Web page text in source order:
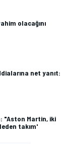
olacağını
net yanıt:
"Aston Martin, iki
takım'